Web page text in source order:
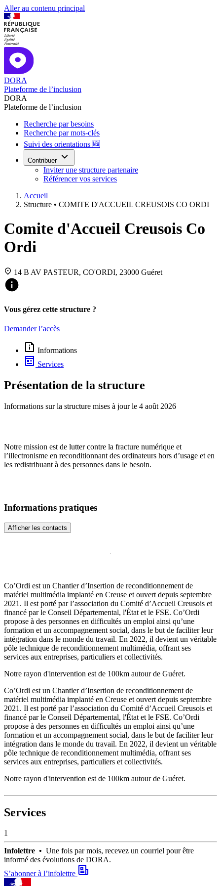
Aller au contenu principal
DORA
Plateforme de l’inclusion
DORA
Plateforme de l’inclusion
Recherche par besoins
Recherche par mots-clés
Suivi des orientations 🆕
Contribuer
Inviter une structure partenaire
Référencer vos services
Accueil
Structure • COMITE D'ACCUEIL CREUSOIS CO ORDI
Comite d'Accueil Creusois Co
Ordi
14 B AV PASTEUR, CO'ORDI, 23000 Guéret
Vous gérez cette structure ?
Demander l’accès
Informations
Services
Présentation de la structure
Informations sur la structure mises à jour le 4 août 2026
Notre mission est de lutter contre la fracture numérique et
l’illectronisme en reconditionnant des ordinateurs hors d’usage et en
les redistribuant à des personnes dans le besoin.
Co’Ordi est un Chantier d’Insertion de reconditionnement de
matériel multimédia implanté en Creuse et ouvert depuis septembre
2021. Il est porté par l’association du Comité d’Accueil Creusois et
financé par le Conseil Départemental, l'État et le FSE. Co’Ordi
propose à des personnes en difficultés un emploi ainsi qu’une
formation et un accompagnement social, dans le but de faciliter leur
intégration dans le monde du travail. En 2022, il devient un véritable
pôle technique de reconditionnement multimédia, offrant ses
services aux entreprises, particuliers et collectivités.
Notre rayon d'intervention est de 100km autour de Guéret.
Co’Ordi est un Chantier d’Insertion de reconditionnement de
matériel multimédia implanté en Creuse et ouvert depuis septembre
2021. Il est porté par l’association du Comité d’Accueil Creusois et
financé par le Conseil Départemental, l'État et le FSE. Co’Ordi
propose à des personnes en difficultés un emploi ainsi qu’une
formation et un accompagnement social, dans le but de faciliter leur
intégration dans le monde du travail. En 2022, il devient un véritable
pôle technique de reconditionnement multimédia, offrant ses
services aux entreprises, particuliers et collectivités.
Notre rayon d'intervention est de 100km autour de Guéret.
Informations pratiques
Afficher les contacts
Services
1
Infolettre • Une fois par mois, recevez un courriel pour être
informé des évolutions de DORA.
S’abonner à l’infolettre